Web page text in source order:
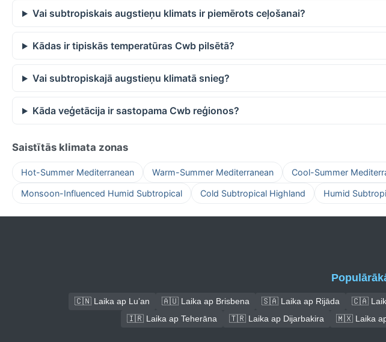
Vai subtropiskais augstieņu klimats ir piemērots ceļošanai?
Kādas ir tipiskās temperatūras Cwb pilsētā?
Vai subtropiskajā augstieņu klimatā snieg?
Kāda veģetācija ir sastopama Cwb reģionos?
Saistītās klimata zonas
Hot-Summer Mediterranean Warm-Summer Mediterranean Cool-Summer
Monsoon-Influenced Humid Subtropical Cold Subtropical Highland Humid
🇨🇳 Laika ap Lu’an 🇦🇺 Laika ap Brisbena 🇸🇦 Laika ap Rijāda 🇨🇦
🇮🇷 Laika ap Teherāna
🇹🇷 Laika ap Dijarbakira 🇲🇽 Laika ap